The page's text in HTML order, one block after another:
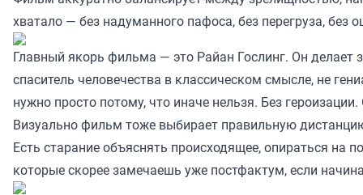
хватало — без надуманного пафоса, без перегруза, без
Главный якорь фильма — это Райан Гослинг. Он делает
спаситель человечества в классическом смысле, не
нужно просто потому, что иначе нельзя. Без
Визуально фильм тоже выбирает правильную
Есть старание объяснять происходящее, опираться на
которые скорее замечаешь уже постфактум, если